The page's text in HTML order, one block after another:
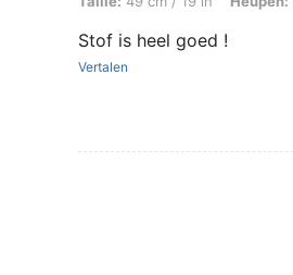
Stof is heel goed !
Vertalen